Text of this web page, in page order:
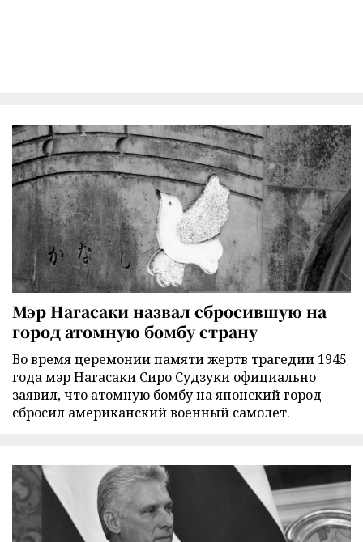
Мэр Нагасаки назвал сбросившую на
город атомную бомбу страну
Во время церемонии памяти жертв трагедии 1945
года мэр Нагасаки Сиро Судзуки официально
заявил, что атомную бомбу на японский город
сбросил американский военный самолет.